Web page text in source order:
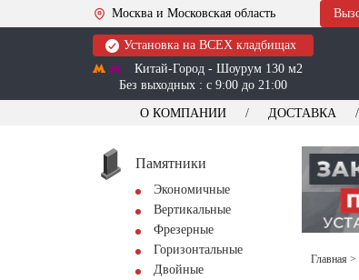
Москва и Московская область
Установка на ВСЕХ кладбищах
Китай-Город - Шоурум 130 м2
Без выходных : с 9:00 до 21:00
О КОМПАНИИ ДОСТАВКА
Памятники
Экономичные
Вертикальные
Фрезерные
Горизонтальные
Двойные
Главная >